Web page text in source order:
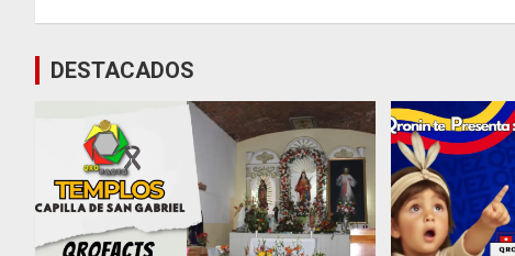
entradas
DESTACADOS